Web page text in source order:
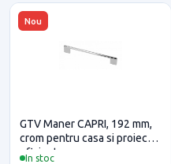
Nou
In stoc
GTV Maner CAPRI, 192 mm,
crom pentru casa si proiecte
eficiente